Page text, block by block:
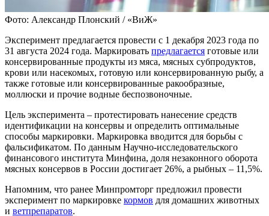
Фото: Александр Плонский / «ВиЖ»
Эксперимент предлагается провести с 1 декабря 2023 года по
31 августа 2024 года. Маркировать предлагается готовые или
консервированные продукты из мяса, мясных субпродуктов,
крови ‎или насекомых, готовую или консервированную рыбу, а
также готовые или консервированные ракообразные,
моллюски и прочие водные беспозвоночные.
Цель эксперимента – протестировать нанесение средств
идентификации на консервы и определить оптимальные
способы маркировки. Маркировка вводится для борьбы с
фальсификатом. По данным Научно-исследовательского
финансового института Минфина, доля незаконного оборота
мясных консервов в России достигает 26%, а рыбных – 11,5%.
Напомним, что ранее Минпромторг предложил провести
эксперимент по маркировке кормов для домашних животных
и ветпрепаратов.